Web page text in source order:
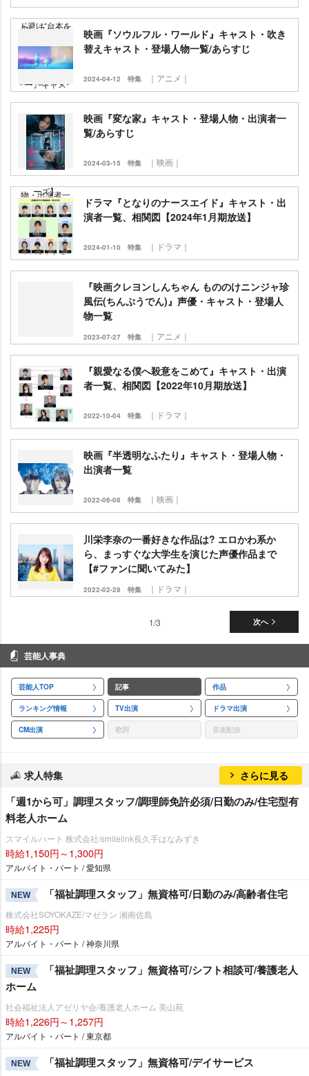
映画『ソウルフル・ワールド』キャスト・吹き
替えキャスト・登場人物一覧/あらすじ
2024-04-12 特集 ｜アニメ｜
映画『変な家』キャスト・登場人物・出演者一
覧/あらすじ
2024-03-15 特集 ｜映画｜
ドラマ『となりのナースエイド』キャスト・出
演者一覧、相関図【2024年1月期放送】
2024-01-10 特集 ｜ドラマ｜
『映画クレヨンしんちゃん もののけニンジャ珍
風伝(ちんぷうでん)』声優・キャスト・登場人
物一覧
2023-07-27 特集 ｜アニメ｜
『親愛なる僕へ殺意をこめて』キャスト・出演
者一覧、相関図【2022年10月期放送】
2022-10-04 特集 ｜ドラマ｜
映画『半透明なふたり』キャスト・登場人物・
出演者一覧
2022-06-08 特集 ｜映画｜
川栄李奈の一番好きな作品は? エロかわ系か
ら、まっすぐな大学生を演じた声優作品まで
【#ファンに聞いてみた】
2022-02-28 特集 ｜ドラマ｜
次へ
1/3
芸能人事典
芸能人TOP 記事 作品
ランキング情報 TV出演 ドラマ出演
CM出演 歌詞 音楽配信
求人特集 さらに見る
「週1から可」調理スタッフ/調理師免許必須/日勤のみ/住宅型有
料老人ホーム
スマイルハート 株式会社/smilelink長久手はなみずき
時給1,150円～1,300円
アルバイト・パート / 愛知県
NEW 「福祉調理スタッフ」無資格可/日勤のみ/高齢者住宅
株式会社SOYOKAZE/マゼラン 湘南佐島
時給1,225円
アルバイト・パート / 神奈川県
NEW
「福祉調理スタッフ」無資格可/シフト相談可/養護老人
ホーム
社会福祉法人アゼリヤ会/養護老人ホーム 美山苑
時給1,226円～1,257円
アルバイト・パート / 東京都
NEW 「福祉調理スタッフ」無資格可/デイサービス